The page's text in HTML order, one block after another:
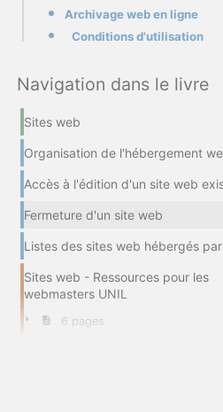
Archivage web en ligne
Conditions d'utilisation
Navigation dans le livre
Sites web
Organisation de l'hébergement
Accès à l'édition d'un site web
Fermeture d'un site web
Listes des sites web hébergés
Sites web - Ressources pour les
webmasters UNIL
6 pages